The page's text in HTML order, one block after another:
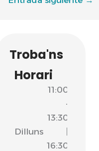
Troba'ns
Horari
Dilluns
11:00
-
13:30
16:30